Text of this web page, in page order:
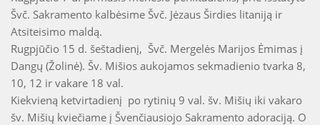
Švč. Sakramento kalbėsime Švč. Jėzaus Širdies litaniją ir
Atsiteisimo maldą.
Rugpjūčio 15 d. šeštadienį, Švč. Mergelės Marijos Ėmimas į
Dangų (Žolinė). Šv. Mišios aukojamos sekmadienio tvarka 8,
10, 12 ir vakare 18 val.
Kiekvieną ketvirtadienį po rytinių 9 val. šv. Mišių iki vakaro
šv. Mišių kviečiame į Švenčiausiojo Sakramento adoraciją. O